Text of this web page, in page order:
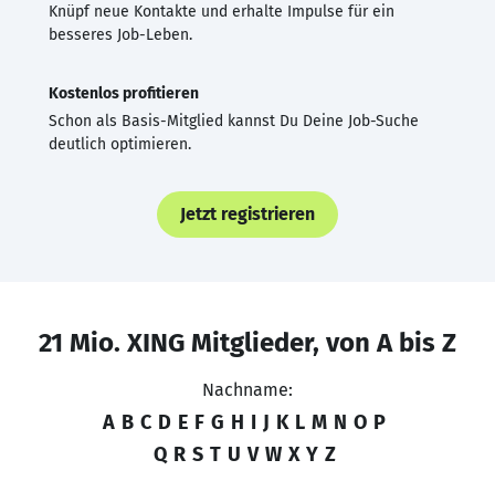
Knüpf neue Kontakte und erhalte Impulse für ein
besseres Job-Leben.
Kostenlos profitieren
Schon als Basis-Mitglied kannst Du Deine Job-Suche
deutlich optimieren.
Jetzt registrieren
21 Mio. XING Mitglieder, von A bis Z
Nachname:
A B C D E F G H I J K L M N O P
Q R S T U V W X Y Z